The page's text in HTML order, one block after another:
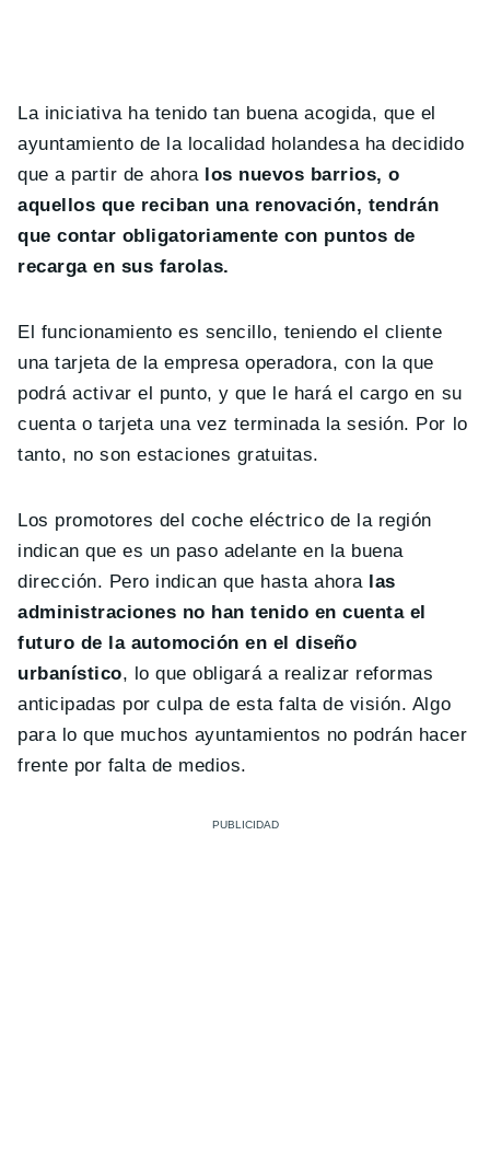
La iniciativa ha tenido tan buena acogida, que el
ayuntamiento de la localidad holandesa ha decidido
que a partir de ahora los nuevos barrios, o
aquellos que reciban una renovación, tendrán
que contar obligatoriamente con puntos de
recarga en sus farolas.
El funcionamiento es sencillo, teniendo el cliente
una tarjeta de la empresa operadora, con la que
podrá activar el punto, y que le hará el cargo en su
cuenta o tarjeta una vez terminada la sesión. Por lo
tanto, no son estaciones gratuitas.
Los promotores del coche eléctrico de la región
indican que es un paso adelante en la buena
dirección. Pero indican que hasta ahora las
administraciones no han tenido en cuenta el
futuro de la automoción en el diseño
urbanístico, lo que obligará a realizar reformas
anticipadas por culpa de esta falta de visión. Algo
para lo que muchos ayuntamientos no podrán hacer
frente por falta de medios.